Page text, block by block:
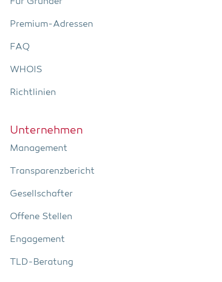
Pre­­mi­um-Adres­­sen
FAQ
WHOIS
Richt­li­ni­en
Unter­neh­men
Manage­ment
Trans­pa­renz­be­richt
Gesell­schaf­ter
Offe­ne Stellen
Enga­ge­ment
TLD-Bera­tung